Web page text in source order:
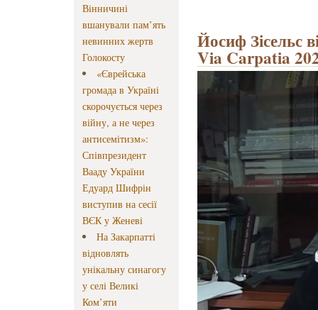
Вінничині
вшанували пам’ять
невинних жертв
Голокосту
«Єврейська
громада в Україні
скорочується через
війну, а не через
антисемітизм»:
Співпрезидент
Вааду України
Едуард Шифрін
виступив на сесії
ВЄК у Женеві
На Закарпатті
відновлять
унікальну синагогу
у селі Великі
Ком’яти
Йосиф Зісельс
Via Carpatia